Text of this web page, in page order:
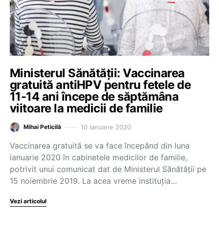
Ministerul Sănătății: Vaccinarea
gratuită antiHPV pentru fetele de
11-14 ani începe de săptămâna
viitoare la medicii de familie
Mihai Peticilă 10 ianuarie 2020
Vaccinarea gratuită se va face începând din luna
ianuarie 2020 în cabinetele medicilor de familie,
potrivit unui comunicat dat de Ministerul Sănătății pe
15 noiembrie 2019. La acea vreme instituția…
Vezi articolul